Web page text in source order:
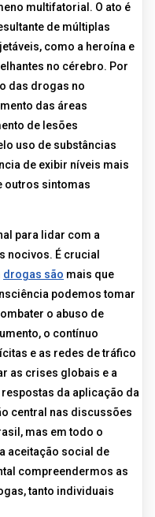
multifatorial. O ato é
de múltiplas
como a heroína e
no cérebro. Por
das drogas no
das áreas
de lesões
uso de substâncias
de exibir níveis mais
outros sintomas
para lidar com a
nocivos. É crucial
drogas são mais que
podemos tomar
o abuso de
o contínuo
e as redes de tráfico
as crises globais e a
da aplicação da
central nas discussões
mas em todo o
aceitação social de
compreendermos as
tanto individuais